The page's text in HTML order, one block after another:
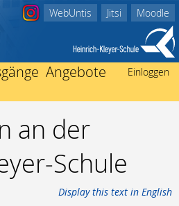
WebUntis Jitsi Moodle
Einloggen
Form A
Form B
ausbildungsbegleitend
Angebote
Beratungsangebote
International
Mediothek
Termine
Unterrichtszeiten
in
an der
Schule
Display this text in English